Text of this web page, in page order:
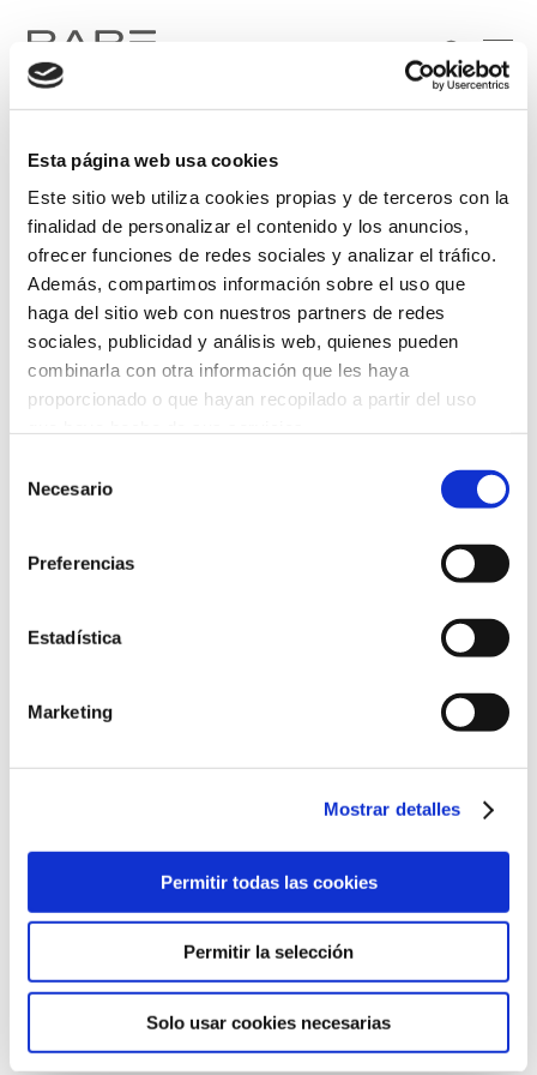
Esta página web usa cookies
Este sitio web utiliza cookies propias y de terceros con la
finalidad de personalizar el contenido y los anuncios,
ofrecer funciones de redes sociales y analizar el tráfico.
Además, compartimos información sobre el uso que
haga del sitio web con nuestros partners de redes
sociales, publicidad y análisis web, quienes pueden
combinarla con otra información que les haya
proporcionado o que hayan recopilado a partir del uso
Más información
Necesario
Preferencias
Estadística
Marketing
Mostrar detalles
Permitir todas las cookies
Permitir la selección
Solo usar cookies necesarias
Soy particular Soy profesional
He leído y acepto el tratamiento de mis datos personales, de conformidad con lo
dispuesto en laPolítica de Privacidad.
Ronda de Guglielmo Marconi, 13
46980 Paterna, Valencia
AVISO LEGAL
POLÍTICA DE CALIDAD
POLÍTICA DE PRIVACIDAD
POLÍTICA DE COOKIES